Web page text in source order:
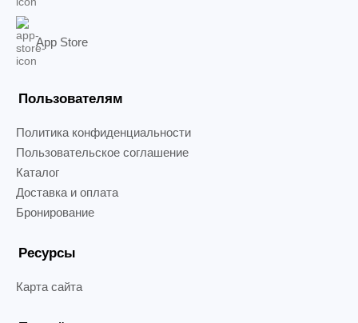
App Store
Пользователям
Политика конфиденциальности
Пользовательское соглашение
Каталог
Доставка и оплата
Бронирование
Ресурсы
Карта сайта